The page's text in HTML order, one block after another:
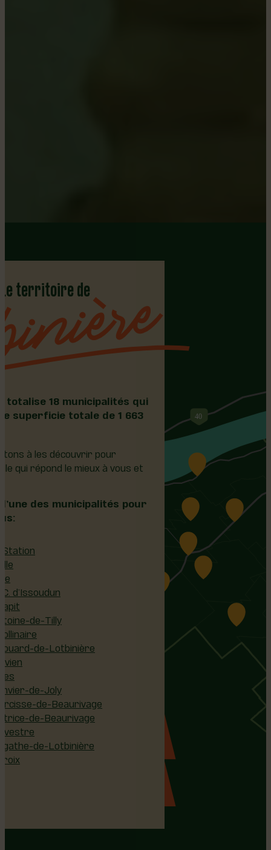
Le territoire de
totalise 18 municipalités qui
superficie totale de 1 663
à les découvrir pour
qui répond le mieux à vous et
des municipalités pour
d’Issoudun
de-Tilly
de-Lotbinière
de-Joly
de-Beaurivage
de-Beaurivage
de-Lotbinière